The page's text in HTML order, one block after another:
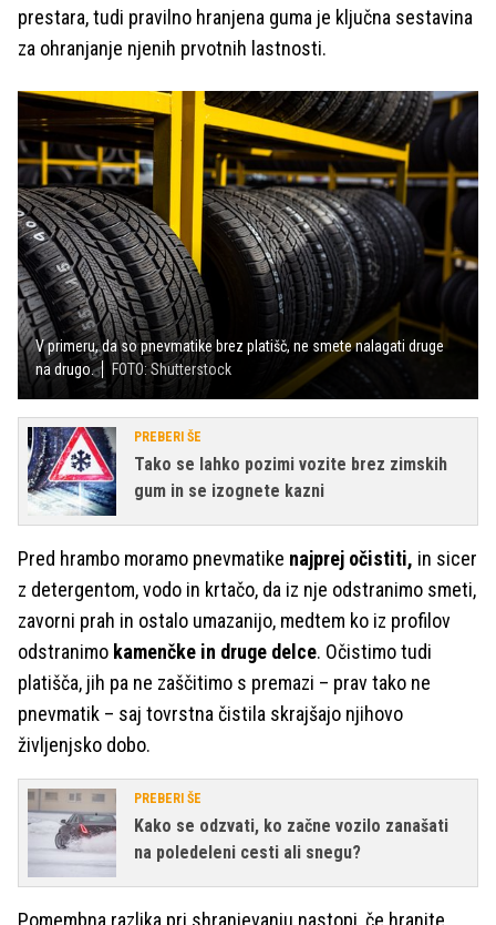
prestara, tudi pravilno hranjena guma je ključna sestavina
za ohranjanje njenih prvotnih lastnosti.
V primeru, da so pnevmatike brez platišč, ne smete nalagati druge
na drugo.
FOTO: Shutterstock
PREBERI ŠE
Tako se lahko pozimi vozite brez zimskih
gum in se izognete kazni
Pred hrambo moramo pnevmatike najprej očistiti, in sicer
z detergentom, vodo in krtačo, da iz nje odstranimo smeti,
zavorni prah in ostalo umazanijo, medtem ko iz profilov
odstranimo kamenčke in druge delce. Očistimo tudi
platišča, jih pa ne zaščitimo s premazi – prav tako ne
pnevmatik – saj tovrstna čistila skrajšajo njihovo
življenjsko dobo.
PREBERI ŠE
Kako se odzvati, ko začne vozilo zanašati
na poledeleni cesti ali snegu?
Pomembna razlika pri shranjevanju nastopi, če hranite